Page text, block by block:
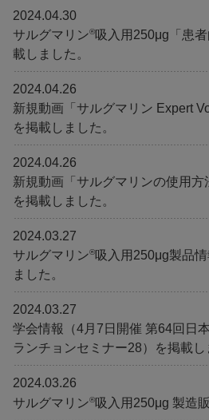
2024.04.30
サルグマリン®吸入用250μg「患
載しました。
2024.04.26
新規動画「サルグマリン Expert
を掲載しました。
2024.04.26
新規動画「サルグマリンの使用方
を掲載しました。
2024.03.27
サルグマリン®吸入用250μg製品
ました。
2024.03.27
学会情報（4月7日開催 第64回日
ランチョンセミナー28）を掲載し
2024.03.26
サルグマリン®吸入用250μg 製造